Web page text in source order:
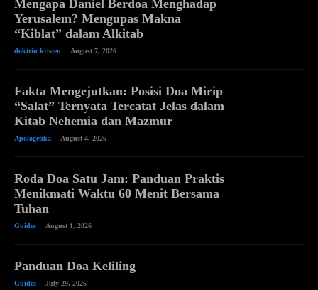
Mengapa Daniel Berdoa Menghadap
Yerusalem? Mengupas Makna
“Kiblat” dalam Alkitab
doktrin kristen August 7, 2026
Fakta Mengejutkan: Posisi Doa Mirip
“Salat” Ternyata Tercatat Jelas dalam
Kitab Nehemia dan Mazmur
Apologetika August 4, 2026
Roda Doa Satu Jam: Panduan Praktis
Menikmati Waktu 60 Menit Bersama
Tuhan
Guides August 1, 2026
Panduan Doa Keliling
Guides July 29, 2026